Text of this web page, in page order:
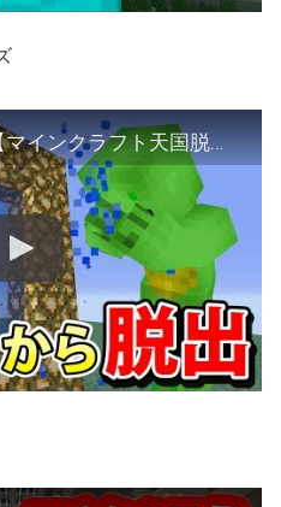
天国に閉じ込められた【マインクラフト天国脱出 第1話】